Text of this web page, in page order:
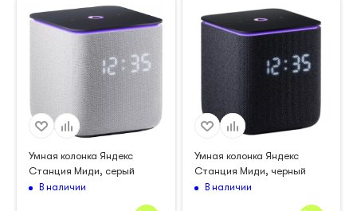
Умная колонка Яндекс
Станция Миди, серый
В наличии
Умная колонка Яндекс
Станция Миди, черный
В наличии